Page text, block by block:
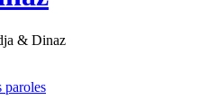
& Dinaz
paroles